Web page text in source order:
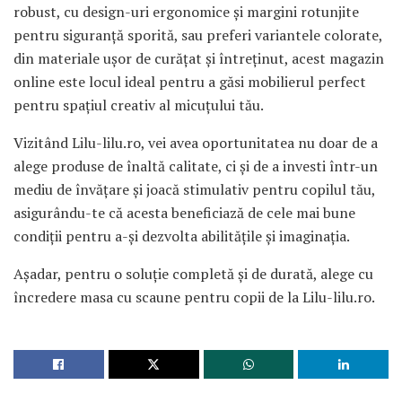
robust, cu design-uri ergonomice și margini rotunjite
pentru siguranță sporită, sau preferi variantele colorate,
din materiale ușor de curățat și întreținut, acest magazin
online este locul ideal pentru a găsi mobilierul perfect
pentru spațiul creativ al micuțului tău.
Vizitând Lilu-lilu.ro, vei avea oportunitatea nu doar de a
alege produse de înaltă calitate, ci și de a investi într-un
mediu de învățare și joacă stimulativ pentru copilul tău,
asigurându-te că acesta beneficiază de cele mai bune
condiții pentru a-și dezvolta abilitățile și imaginația.
Așadar, pentru o soluție completă și de durată, alege cu
încredere masa cu scaune pentru copii de la Lilu-lilu.ro.